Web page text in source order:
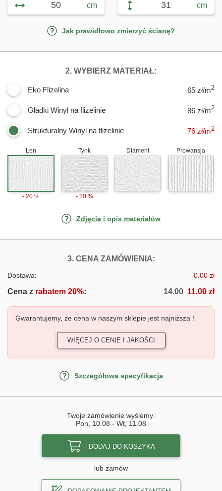
cm cm
Jak prawidłowo zmierzyć ścianę?
2. WYBIERZ MATERIAŁ:
Eko Flizelina 65 zł/m2
Gładki Winyl na flizelinie 86 zł/m2
Strukturalny Winyl na flizelinie 76 zł/m2
Len
- 20 %
Tynk
- 20 %
Diament Prowansja
Zdjęcia i opis materiałów
3. CENA ZAMÓWIENIA:FOTOTAPETY
Dostawa: 0.00 zł
Cena z rabatem 20%: 14.00 11.00 zł
Gwarantujemy, że cena w naszym sklepie jest najniższa !
WIĘCEJ O CENIE I JAKOŚCI
Szczegółowa specyfikacja
Twoje zamówienie wyślemy:
Pon, 10.08 - Wt, 11.08
DODAJ DO KOSZYKA
lub zamów